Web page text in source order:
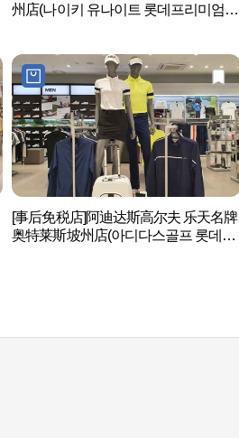
州店(나이키 유나이트 롯데프리미엄아
[事后免税店]阿迪达斯高尔夫 乐天名牌
奥特莱斯坡州店(아디다스골프 롯데프